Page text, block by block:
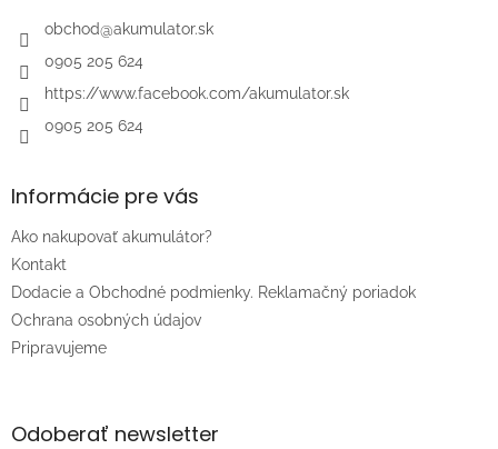
obchod@akumulator.sk
0905 205 624
https://www.facebook.com/akumulator.sk
0905 205 624
Informácie pre vás
Ako nakupovať akumulátor?
Kontakt
Dodacie a Obchodné podmienky. Reklamačný poriadok
Ochrana osobných údajov
Pripravujeme
Odoberať newsletter